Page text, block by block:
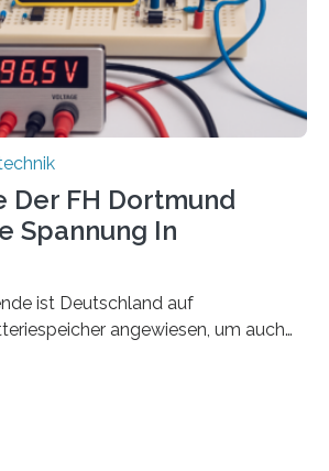
Im
direkte Wissenstransfer: Neue
sollen rasch in die
Der FH Dortmund
Spannung In
ist Deutschland auf
angewiesen, um auch
Zahl einzelner Batteriezellen,